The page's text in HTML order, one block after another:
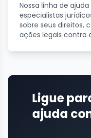
Nossa linha de
especialistas
sobre seus direitos,
ações legais contra
Ligue
ajuda